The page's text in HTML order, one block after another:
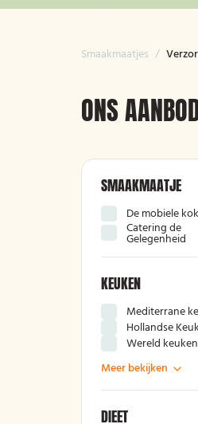
Smaakmaatjes /
ONS
SMAAKMAATJE
De mobiele kok
Catering de
Gelegenheid
KEUKEN
Mediterrane
Hollandse
Wereld keuken
Meer bekijken
DIEET